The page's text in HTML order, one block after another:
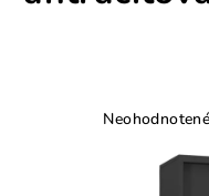
Priemerné
produktu
Neohodnotené